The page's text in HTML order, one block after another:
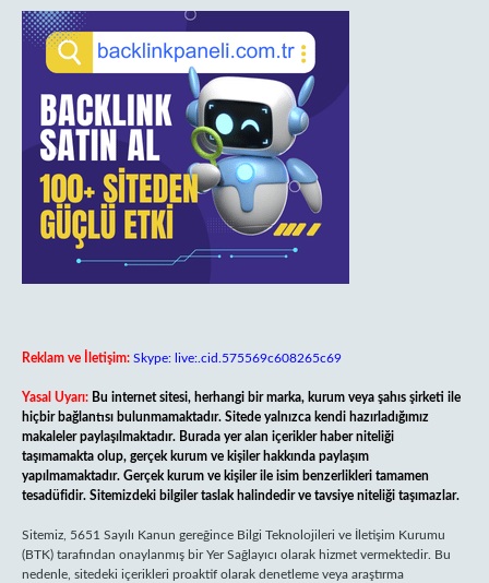
Reklam ve İletişim: Skype: live:.cid.575569c608265c69
Yasal Uyarı: Bu internet sitesi, herhangi bir marka, kurum veya şahıs şirketi ile
hiçbir bağlantısı bulunmamaktadır. Sitede yalnızca kendi hazırladığımız
makaleler paylaşılmaktadır. Burada yer alan içerikler haber niteliği
taşımamakta olup, gerçek kurum ve kişiler hakkında paylaşım
yapılmamaktadır. Gerçek kurum ve kişiler ile isim benzerlikleri tamamen
tesadüfidir. Sitemizdeki bilgiler taslak halindedir ve tavsiye niteliği taşımazlar.
Sitemiz, 5651 Sayılı Kanun gereğince Bilgi Teknolojileri ve İletişim Kurumu
(BTK) tarafından onaylanmış bir Yer Sağlayıcı olarak hizmet vermektedir. Bu
nedenle, sitedeki içerikleri proaktif olarak denetleme veya araştırma